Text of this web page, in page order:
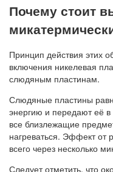
Почему стоит
Принцип действия этих
включения никелевая
слюдяным пластинам.
Слюдяные пластины
энергию и передают её
все близлежащие
нагреваться. Эффект от
всего через несколько
Следует отметить, что